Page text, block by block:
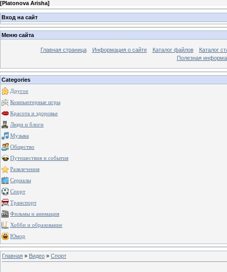
[Platonova Arisha]
Вход на сайт
Меню сайта
Главная страница Информация о сайте Каталог файлов
Каталог
Полезная
Categories
Другое
Компьютерные игры
Красота и здоровье
Люди и блоги
Музыка
Общество
Путешествия и события
Развлечения
Сериалы
Спорт
Транспорт
Фильмы и анимация
Хобби и образование
Юмор
Главная » Видео » Спорт